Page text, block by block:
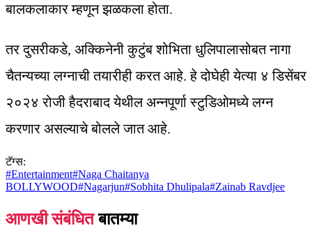
बालकलाकार म्हणून झळकला होता.
तर दुसरीकडे, अक्किनेनी कुटुंब शोभिता धुलिपालासोबत नागा
चैतन्यच्या लग्नाची तयारीही करत आहे. हे दोघेही येत्या ४ डिसेंबर
२०२४ रोजी हैदराबाद येथील अन्नपूर्णा स्टुडिओमध्ये लग्न
करणार असल्याचे बोलले जात आहे.
टॅग्स:
#Entertainment#Naga Chaitanya
BOLLYWOOD#Nagarjun#Sobhita Dhulipala#Zainab Ravdjee
आणखी संबंधित बातम्या